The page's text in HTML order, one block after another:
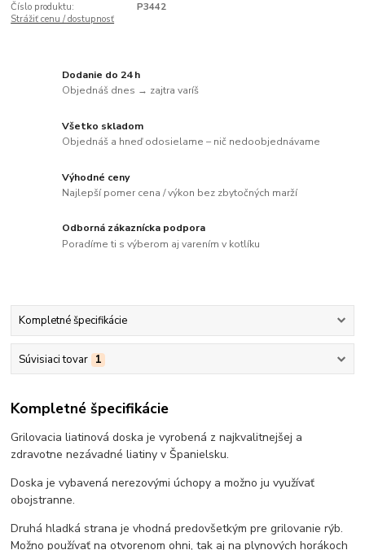
Číslo produktu:
P3442
Strážiť cenu / dostupnosť
Dodanie do 24 h
Objednáš dnes → zajtra varíš
Všetko skladom
Objednáš a hneď odosielame – nič nedoobjednávame
Výhodné ceny
Najlepší pomer cena / výkon bez zbytočných marží
Odborná zákaznícka podpora
Poradíme ti s výberom aj varením v kotlíku
Kompletné špecifikácie
Súvisiaci tovar 1
Kompletné špecifikácie
Grilovacia liatinová doska je vyrobená z najkvalitnejšej a
zdravotne nezávadné liatiny v Španielsku.
Doska je vybavená nerezovými úchopy a možno ju využívať
obojstranne.
Druhá hladká strana je vhodná predovšetkým pre grilovanie rýb.
Možno používať na otvorenom ohni, tak aj na plynových horákoch